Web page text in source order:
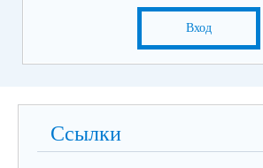
Вход
Ссылки